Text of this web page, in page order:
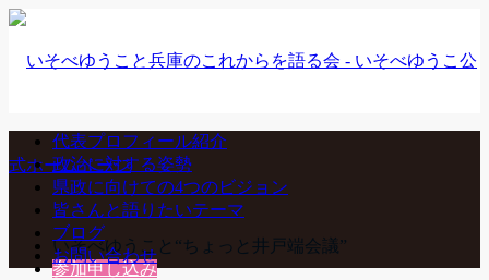
いそべゆうこと“ちょっと井戸端会議”
参加申し込み
代表プロフィール紹介
政治に対する姿勢
県政に向けての4つのビジョン
皆さんと語りたいテーマ
ブログ
お問い合わせ